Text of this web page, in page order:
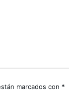
marcados con *